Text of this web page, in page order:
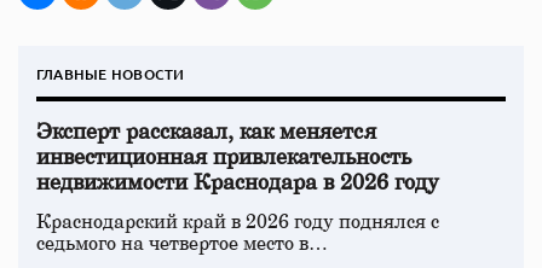
ГЛАВНЫЕ НОВОСТИ
Эксперт рассказал, как меняется
инвестиционная привлекательность
недвижимости Краснодара в 2026 году
Краснодарский край в 2026 году поднялся с
седьмого на четвертое место в…